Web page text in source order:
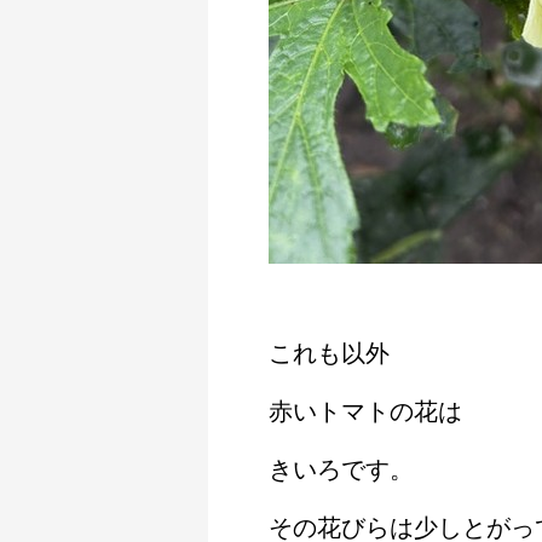
これも以外
赤いトマトの花は
きいろです。
その花びらは少しとがっ